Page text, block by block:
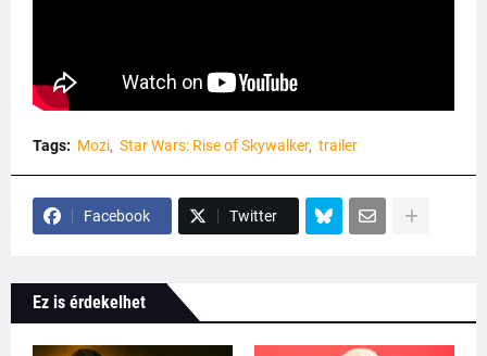
Tags: Mozi Star Wars: Rise of Skywalker trailer
Facebook Twitter
Ez is érdekelhet